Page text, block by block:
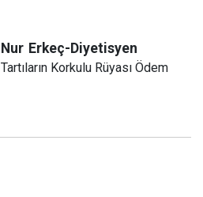
Nur Erkeç-Diyetisyen
Tartıların Korkulu Rüyası Ödem